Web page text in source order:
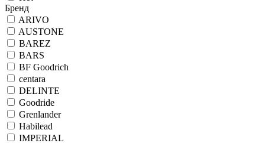
Бренд
ARIVO
AUSTONE
BAREZ
BARS
BF Goodrich
centara
DELINTE
Goodride
Grenlander
Habilead
IMPERIAL